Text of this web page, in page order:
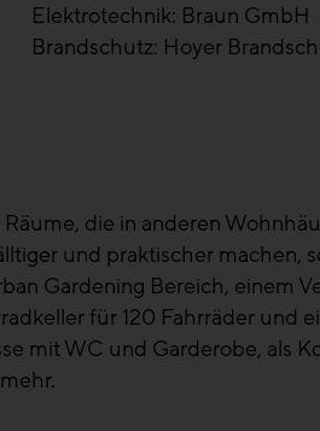
Elektrotechnik: Braun GmbH
Brandschutz: Hoyer
die in anderen
und praktischer
Gardening Bereich, einem
für 120 Fahrräder und
mit WC und Garderobe, als